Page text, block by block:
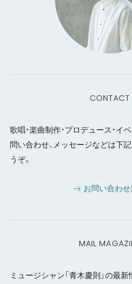
CONTACT
歌唱・楽曲制作・プロデュース・イ
問い合わせ、メッセージなどは下
うぞ。
お問い合わ
MAIL
ミュージシャン「青木慶則」の最